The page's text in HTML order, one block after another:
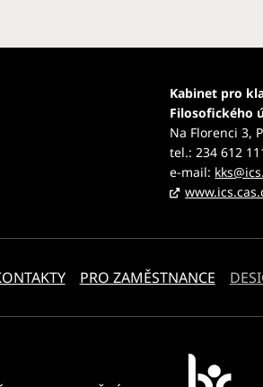
Kabinet pro
Filosofického
Na Florenci 3,
tel.: 234 612
e-mail:
PRO ZAMĚSTNANCE